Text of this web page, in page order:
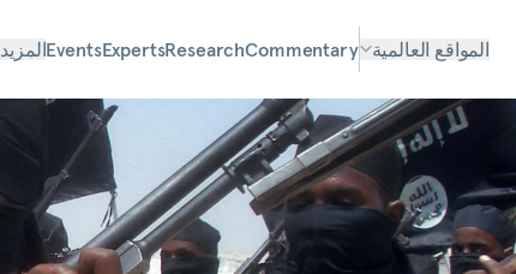
المواقع العالمية Commentary
Research
Experts
Eventsالمزيد